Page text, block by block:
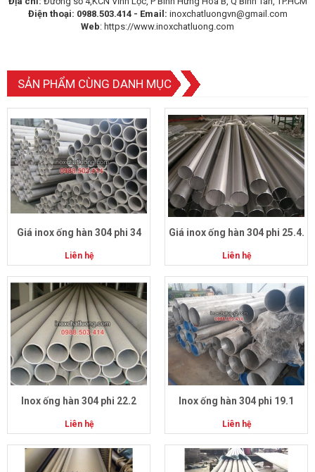
Điện thoại: 0988.503.414 - Email: inoxchatluongvn@gmail.com
Web: https://www.inoxchatluong.com
SẢN PHẨM CÙNG DANH MỤC
Giá inox ống hàn 304 phi 34
Liên hệ
Giá inox ống hàn 304 phi 25.4.
Liên hệ
Inox ống hàn 304 phi 22.2
Liên hệ
Inox ống hàn 304 phi 19.1
Liên hệ